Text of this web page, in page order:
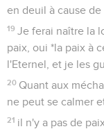
en deuil à cause de
19 Je ferai naître la
paix, oui *la paix à
l'Eternel, et je les
20 Quant aux
ne peut se calmer
21 il n'y a pas de